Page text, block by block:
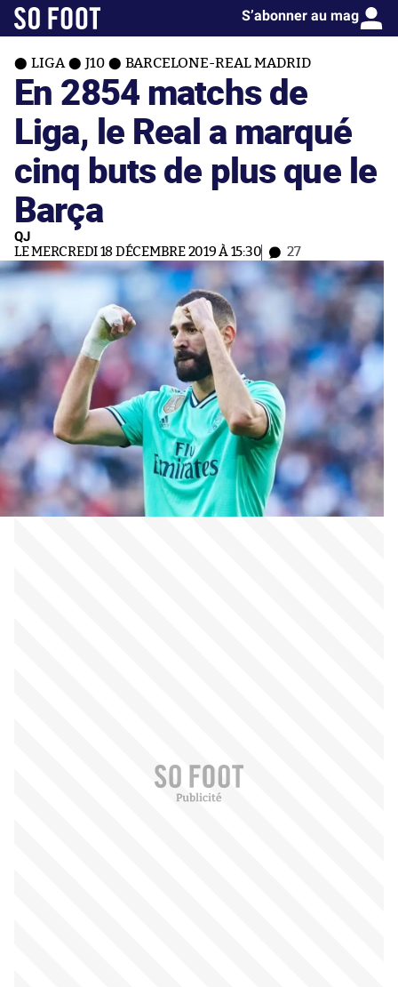
S’abonner au mag
LIGA J10 BARCELONE-REAL MADRID
En 2854 matchs de
Liga, le Real a marqué
cinq buts de plus que le
Barça
QJ
LE MERCREDI 18 DÉCEMBRE 2019 À 15:30 27